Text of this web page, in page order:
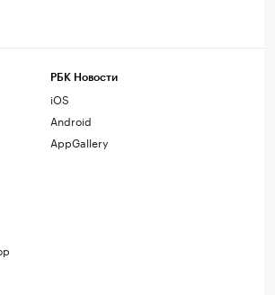
РБК Новости
iOS
Android
AppGallery